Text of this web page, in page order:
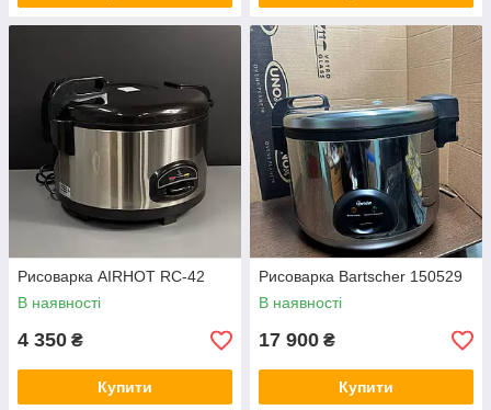
Рисоварка AIRHOT RC-42
В наявності
4 350 ₴
Купити
Рисоварка Bartscher 150529
В наявності
17 900 ₴
Купити